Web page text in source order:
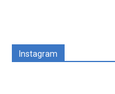
Instagram